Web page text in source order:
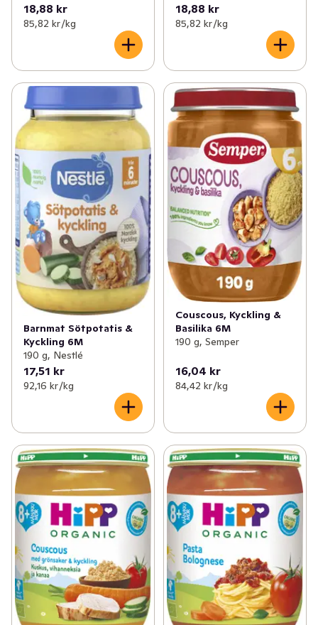
18,88 kr
85,82 kr /kg
18,88 kr
85,82 kr /kg
Barnmat Sötpotatis &
Kyckling 6M
190 g, Nestlé
17,51 kr
92,16 kr /kg
Couscous, Kyckling &
Basilika 6M
190 g, Semper
16,04 kr
84,42 kr /kg